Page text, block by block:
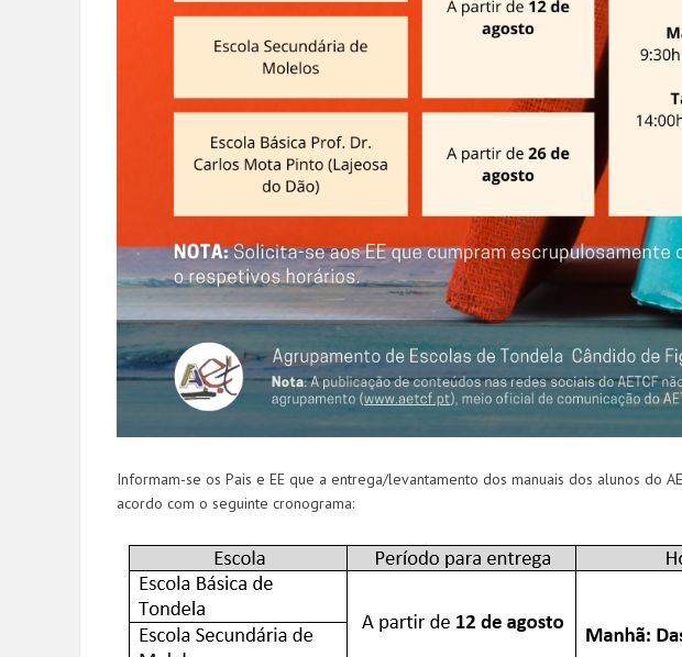
Informam-se os Pais e EE que a entrega/levantamento dos manuais dos alunos do
acordo com o seguinte cronograma: